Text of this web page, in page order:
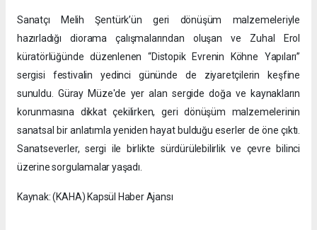
Sanatçı Melih Şentürk’ün geri dönüşüm malzemeleriyle
hazırladığı diorama çalışmalarından oluşan ve Zuhal Erol
küratörlüğünde düzenlenen “Distopik Evrenin Köhne Yapıları”
sergisi festivalin yedinci gününde de ziyaretçilerin keşfine
sunuldu. Güray Müze'de yer alan sergide doğa ve kaynakların
korunmasına dikkat çekilirken, geri dönüşüm malzemelerinin
sanatsal bir anlatımla yeniden hayat bulduğu eserler de öne çıktı.
Sanatseverler, sergi ile birlikte sürdürülebilirlik ve çevre bilinci
üzerine sorgulamalar yaşadı.
Kaynak: (KAHA) Kapsül Haber Ajansı